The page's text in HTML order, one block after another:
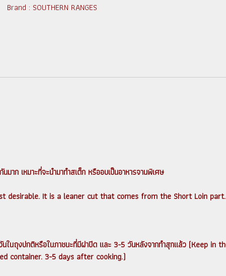
Brand : SOUTHERN RANGES
าก เหมาะที่จะนำมาทำสเต็ก หรืออบเป็นอาหารจานพิเศษ
It is a leaner cut that comes from the Short Loin part.
ในถุงปกติหรือในภาชนะที่มีฝาปิด และ 3-5 วันหลังจากทำสุกแล้ว (Keep in
container. 3-5 days after cooking.)